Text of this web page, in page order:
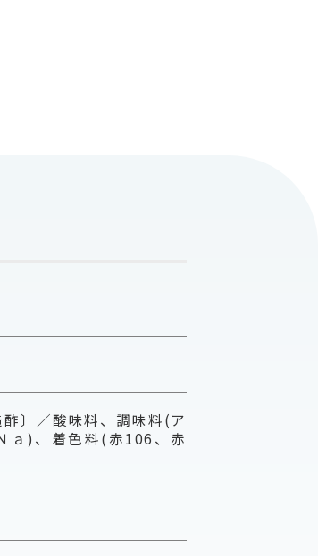
〕／酸味料、調味料(ア
ａ)、着色料(赤106、赤